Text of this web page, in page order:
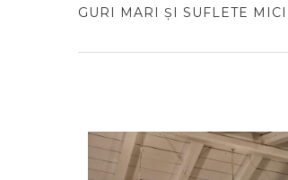
GURI MARI ȘI SUFLETE MICI